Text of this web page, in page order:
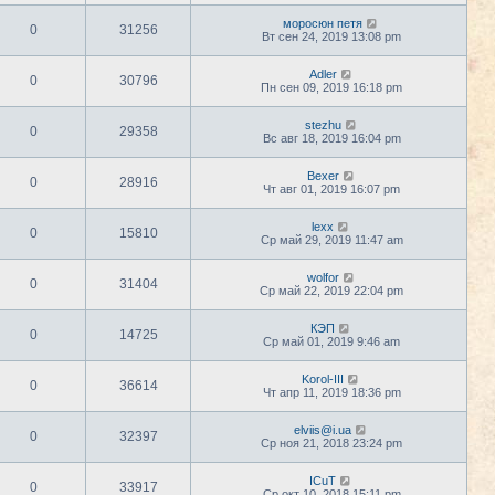
0 31256
моросюн петя
Вт сен 24, 2019 13:08 pm
0 30796
Adler
Пн сен 09, 2019 16:18 pm
0 29358
stezhu
Вс авг 18, 2019 16:04 pm
0 28916
Bexer
Чт авг 01, 2019 16:07 pm
0 15810
lexx
Ср май 29, 2019 11:47 am
0 31404
wolfor
Ср май 22, 2019 22:04 pm
0 14725
КЭП
Ср май 01, 2019 9:46 am
0 36614
Korol-III
Чт апр 11, 2019 18:36 pm
0 32397
elviis@i.ua
Ср ноя 21, 2018 23:24 pm
0 33917
ICuT